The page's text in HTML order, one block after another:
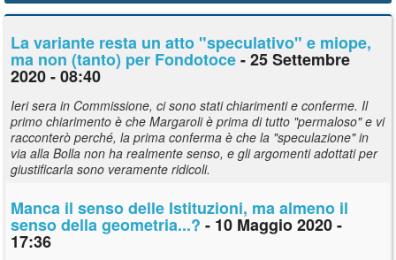
La variante resta un atto "speculativo" e miope,
ma non (tanto) per Fondotoce- 25 Settembre
2020 - 08:40
Ieri sera in Commissione, ci sono stati chiarimenti e conferme. Il
primo chiarimento è che Margaroli è prima di tutto "permaloso" e vi
racconterò perché, la prima conferma è che la "speculazione" in
via alla Bolla non ha realmente senso, e gli argomenti adottati per
giustificarla sono veramente ridicoli.
Manca il senso delle Istituzioni, ma almeno il
senso della geometria...? - 10 Maggio 2020 -
17:36